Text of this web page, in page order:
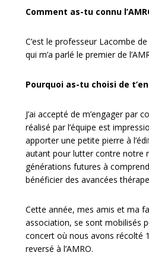
Comment as-tu connu
C’est le professeur Lacombe
qui m’a parlé le premier de
Pourquoi as-tu choisi de
J’ai accepté de m’engager par
réalisé par l’équipe est
apporter une petite pierre à
autant pour lutter contre notre
générations futures à
bénéficier des avancées
Cette année, mes amis et ma
association, se sont mobilisés
concert où nous avons récolté
reversé à l’AMRO.